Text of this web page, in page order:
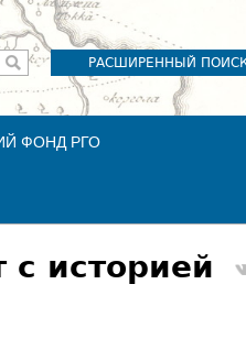
РАСШИРЕННЫЙ
ФОНД РГО
историей